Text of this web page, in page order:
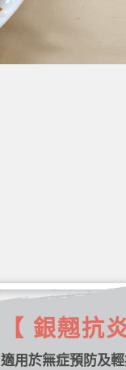
【 銀翹抗
適用於無症預防及